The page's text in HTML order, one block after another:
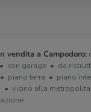
vendita a Campodoro:
con garage
da
piano terra
piano
vicino alla